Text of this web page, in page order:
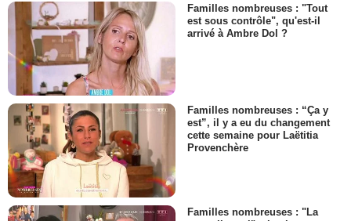
Familles nombreuses : "Tout
est sous contrôle", qu'est-il
arrivé à Ambre Dol ?
Familles nombreuses : “Ça y
est”, il y a eu du changement
cette semaine pour Laëtitia
Provenchère
Familles nombreuses : "La